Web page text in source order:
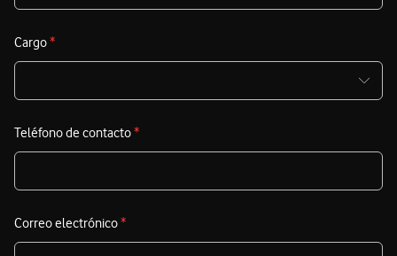
Cargo*
Teléfono de contacto*
Correo electrónico*